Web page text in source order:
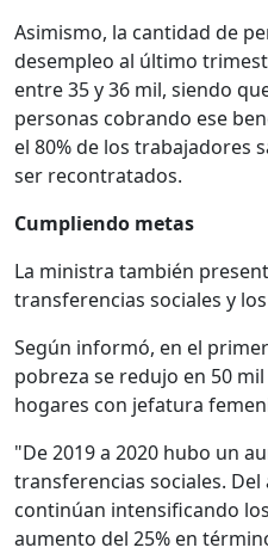
Asimismo, la cantidad de
desempleo al último
entre 35 y 36 mil, siendo
personas cobrando ese
el 80% de los trabajadores
ser recontratados.
Cumpliendo metas
La ministra también
transferencias sociales y
Según informó, en el
pobreza se redujo en 50
hogares con jefatura
"De 2019 a 2020 hubo un
transferencias sociales. Del
continúan intensificando
aumento del 25% en